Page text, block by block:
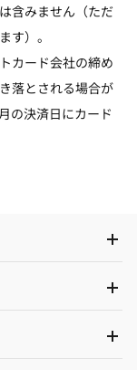
含みません（ただ
す）。
カード会社の締め
落とされる場合が
の決済日にカード